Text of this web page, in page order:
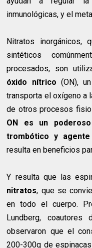
inmunológicas, y el
Nitratos inorgánicos,
sintéticos
procesados, son
óxido nítrico (ON),
transporta el oxígeno a
de otros procesos
ON es un
trombótico y
resulta en beneficios
Y resulta que las
nitratos, que se
en todo el cuerpo.
Lundberg,
observaron que el
200-300g de